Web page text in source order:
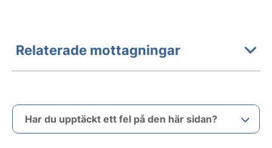
Relaterade mottagningar
Har du upptäckt ett fel på den här sidan?